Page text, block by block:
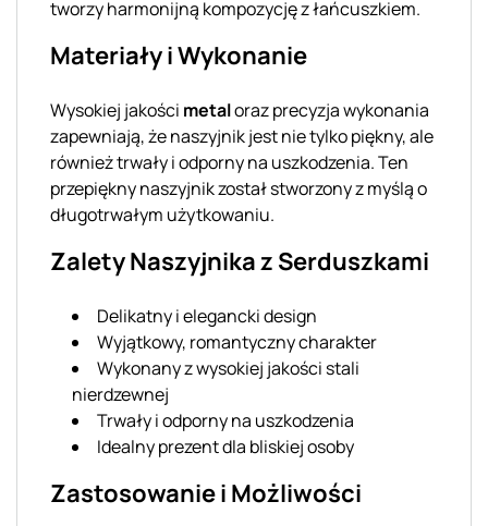
tworzy harmonijną kompozycję z łańcuszkiem.
Materiały i Wykonanie
Wysokiej jakości metaloraz precyzja wykonania
zapewniają, że naszyjnik jest nie tylko piękny, ale
również trwały i odporny na uszkodzenia. Ten
przepiękny naszyjnik został stworzony z myślą o
długotrwałym użytkowaniu.
Zalety Naszyjnika z Serduszkami
Delikatny i elegancki design
Wyjątkowy, romantyczny charakter
Wykonany z wysokiej jakości stali
nierdzewnej
Trwały i odporny na uszkodzenia
Idealny prezent dla bliskiej osoby
Zastosowanie i Możliwości